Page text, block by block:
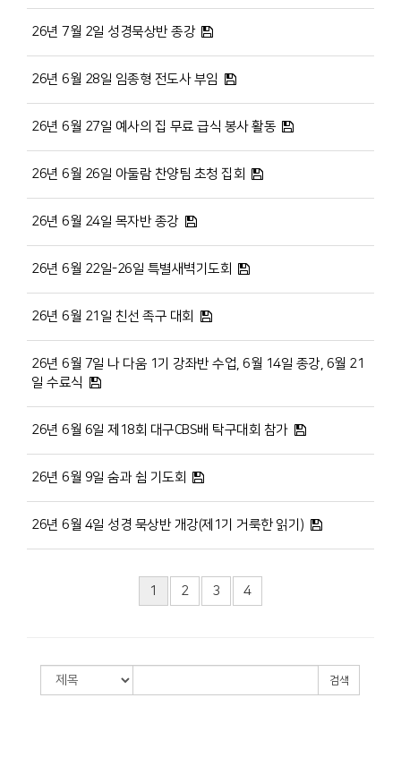
26년 7월 2일 성경묵상반 종강
26년 6월 28일 임종형 전도사 부임
26년 6월 27일 예사의 집 무료 급식 봉사 활동
26년 6월 26일 아둘람 찬양팀 초청 집회
26년 6월 24일 목자반 종강
26년 6월 22일-26일 특별새벽기도회
26년 6월 21일 친선 족구 대회
26년 6월 7일 나 다움 1기 강좌반 수업, 6월 14일 종강, 6월 21
일 수료식
26년 6월 6일 제18회 대구CBS배 탁구대회 참가
26년 6월 9일 숨과 쉼 기도회
26년 6월 4일 성경 묵상반 개강(제1기 거룩한 읽기)
1 2 3 4
검색